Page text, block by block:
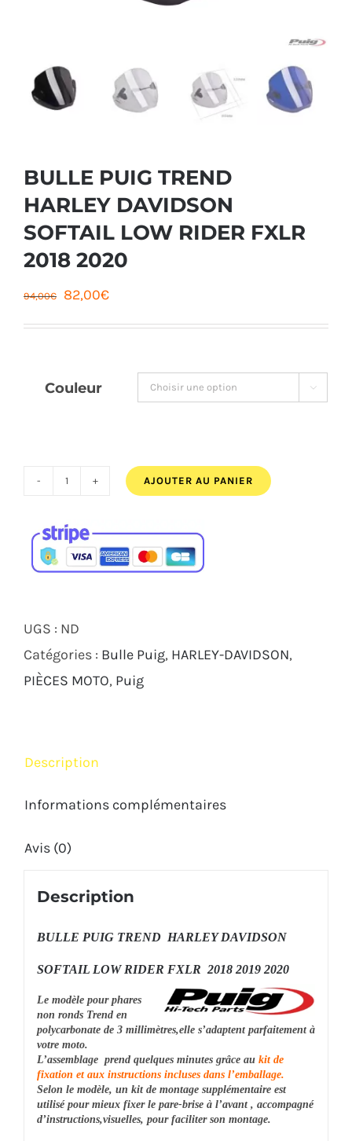
BULLE PUIG TREND
HARLEY DAVIDSON
SOFTAIL LOW RIDER FXLR
2018 2020
94,00€
Le
94,00€.
82,00€Le
82,00€.
Couleur 
BULLE
PUIG
HARLEY
DAVIDSON
SOFTAIL
2018
2020
AJOUTER AU PANIER
UGS : ND
Catégories : Bulle Puig HARLEY-DAVIDSON
PIÈCES MOTO Puig
Description
Informations complémentaires
Avis (0)
Description
BULLE PUIG TREND HARLEY DAVIDSON
SOFTAIL LOW RIDER FXLR 2018 2019 2020
Le modèle pour phares
non ronds Trend en
polycarbonate de 3 millimètres,elle s’adaptent parfaitement à
votre moto.
L’assemblage prend quelques minutes grâce aukit de
fixation et aux instructions incluses dans l’emballage.
Selon le modèle, un kit de montage supplémentaire est
utilisé pour mieux fixer le pare-brise à l’avant , accompagné
d’instructions,visuelles, pour faciliter son montage.